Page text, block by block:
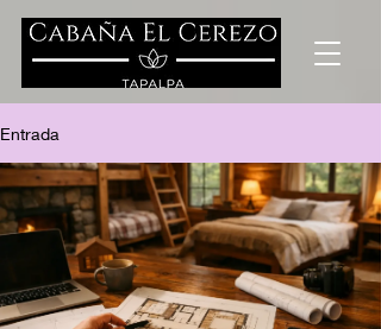
Entrada